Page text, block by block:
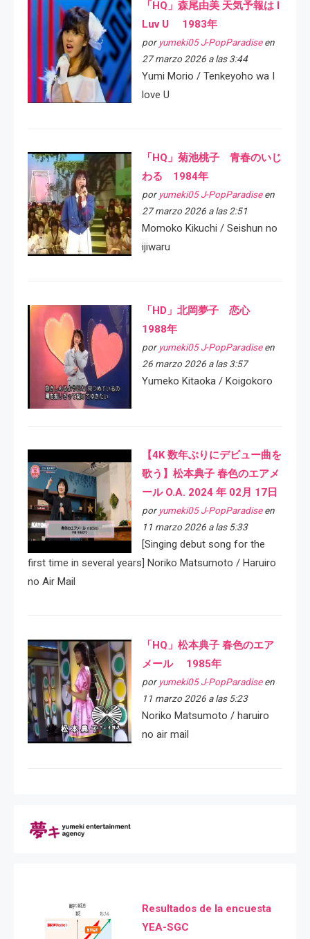
「HQ」森尾由美 天気予報は I
Luv U 1983年
por yumeki05 J-PopParadiseen
27 marzo 2026 a las 3:44
Yumi Morio / Tenkeyoho wa I
love U
「HQ」菊池桃子 青春のいじ
わる 1984年
por yumeki05 J-PopParadiseen
27 marzo 2026 a las 2:51
Momoko Kikuchi / Seishun no
ijiwaru
「HD」北岡夢子 恋心
1988年
por yumeki05 J-PopParadiseen
26 marzo 2026 a las 3:57
Yumeko Kitaoka / Koigokoro
【4K 数年ぶりにデビュー曲を
歌う】松本典子 春色のエアメ
ール O.A. 2024 年 02月 17日
por yumeki05 J-PopParadiseen
11 marzo 2026 a las 5:33
[Singing debut song for the
first time in several years] Noriko Matsumoto / Haruiro
no Air Mail
「HQ」松本典子 春色のエア
メール 1985年
por yumeki05 J-PopParadiseen
11 marzo 2026 a las 5:23
Noriko Matsumoto / haruiro
no air mail
Resultados de la encuesta
YEA-SGC